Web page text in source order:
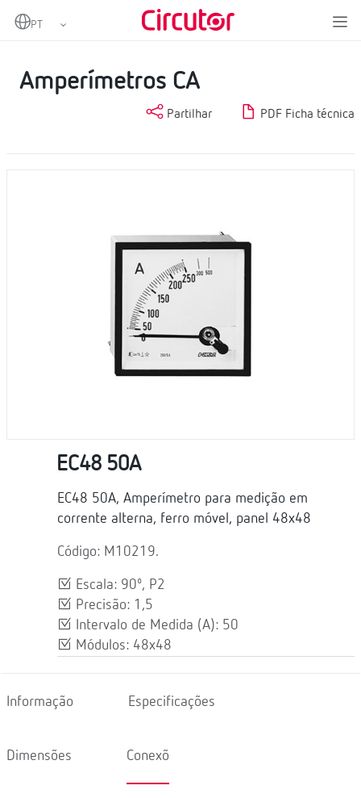
Home Medição e controlo
Instrumentação analógica
Amperímetros CA
Partilhar PDF Ficha técnica
EC48 50A
EC48 50A, Amperímetro para medição em
corrente alterna, ferro móvel, panel 48x48
Código: M10219.
Escala: 90º, P2
Precisão: 1,5
Intervalo de Medida (A): 50
Módulos: 48x48
Informação Especificações
Dimensões Conexõ